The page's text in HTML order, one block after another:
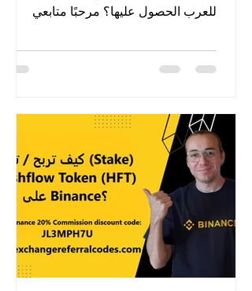
للعرب الحصول عليها؟ مرحبًا متابعي